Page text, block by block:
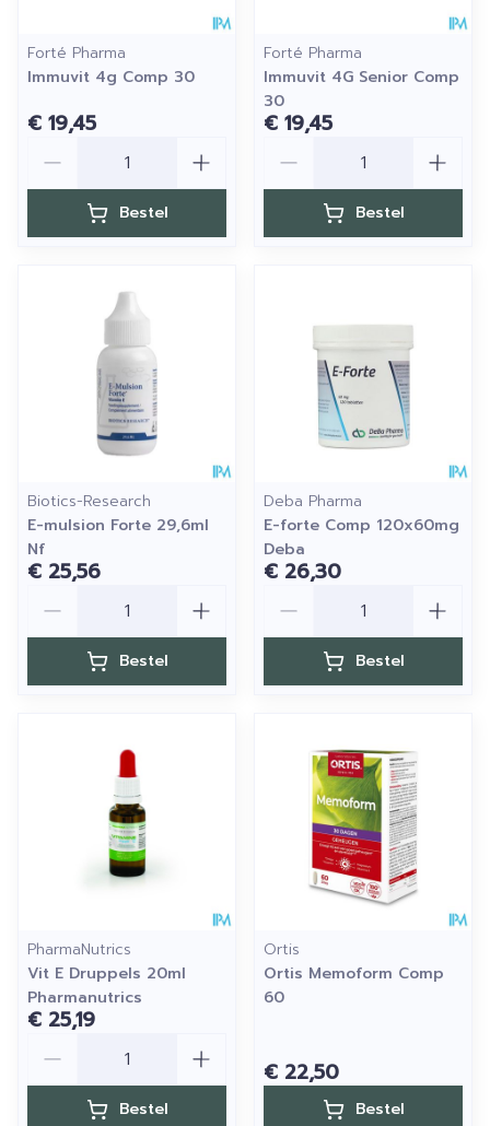
Forté Pharma
Immuvit 4g Comp 30
€ 19,45
Bestel
Forté Pharma
Immuvit 4G Senior Comp
30
€ 19,45
Bestel
Biotics-Research
E-mulsion Forte 29,6ml
Nf
€ 25,56
Bestel
Deba Pharma
E-forte Comp 120x60mg
Deba
€ 26,30
Bestel
PharmaNutrics
Vit E Druppels 20ml
Pharmanutrics
€ 25,19
Bestel
Ortis
Ortis Memoform Comp
60
€ 22,50
Bestel